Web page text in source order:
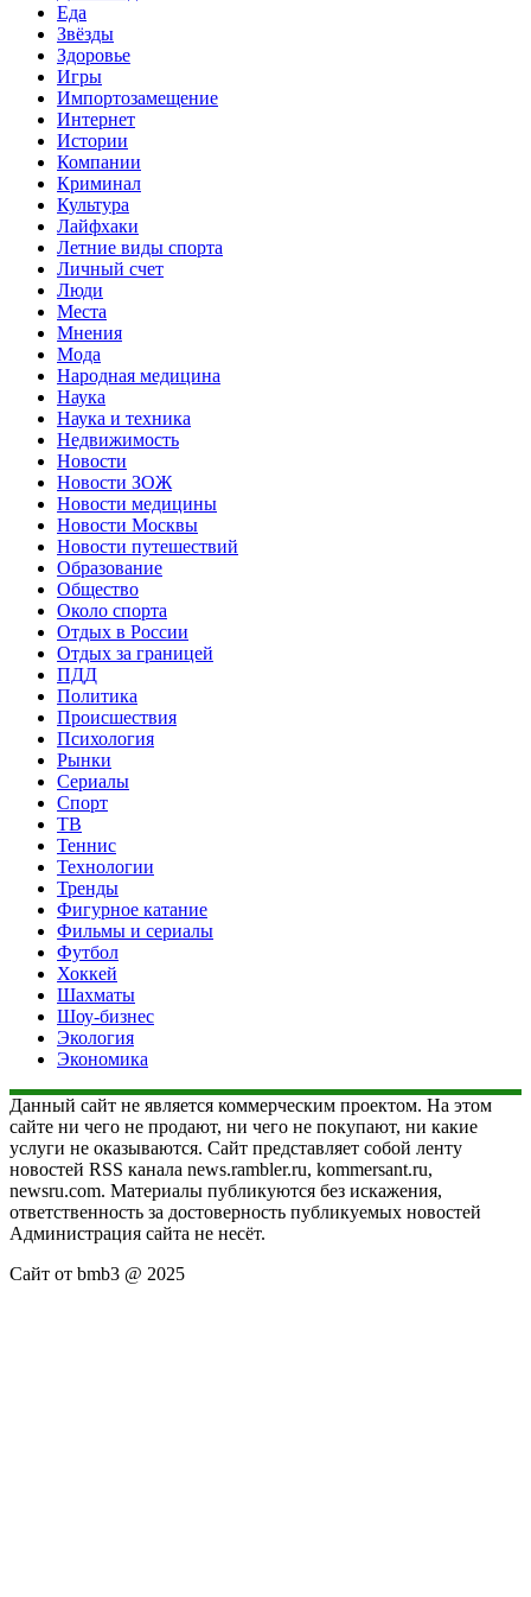
Еда
Звёзды
Здоровье
Игры
Импортозамещение
Интернет
Истории
Компании
Криминал
Культура
Лайфхаки
Летние виды спорта
Личный счет
Люди
Места
Мнения
Мода
Народная медицина
Наука
Наука и техника
Недвижимость
Новости
Новости ЗОЖ
Новости медицины
Новости Москвы
Новости путешествий
Образование
Общество
Около спорта
Отдых в России
Отдых за границей
ПДД
Политика
Происшествия
Психология
Рынки
Сериалы
Спорт
ТВ
Теннис
Технологии
Тренды
Фигурное катание
Фильмы и сериалы
Футбол
Хоккей
Шахматы
Шоу-бизнес
Экология
Экономика
Данный сайт не является коммерческим проектом. На этом
сайте ни чего не продают, ни чего не покупают, ни какие
услуги не оказываются. Сайт представляет собой ленту
новостей RSS канала news.rambler.ru, kommersant.ru,
newsru.com. Материалы публикуются без искажения,
ответственность за достоверность публикуемых новостей
Администрация сайта не несёт.
Сайт от bmb3 @ 2025